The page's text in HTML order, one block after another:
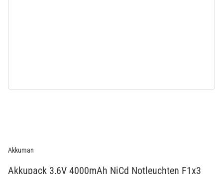
Akkuman
Akkupack 3,6V 4000mAh NiCd Notleuchten F1x3